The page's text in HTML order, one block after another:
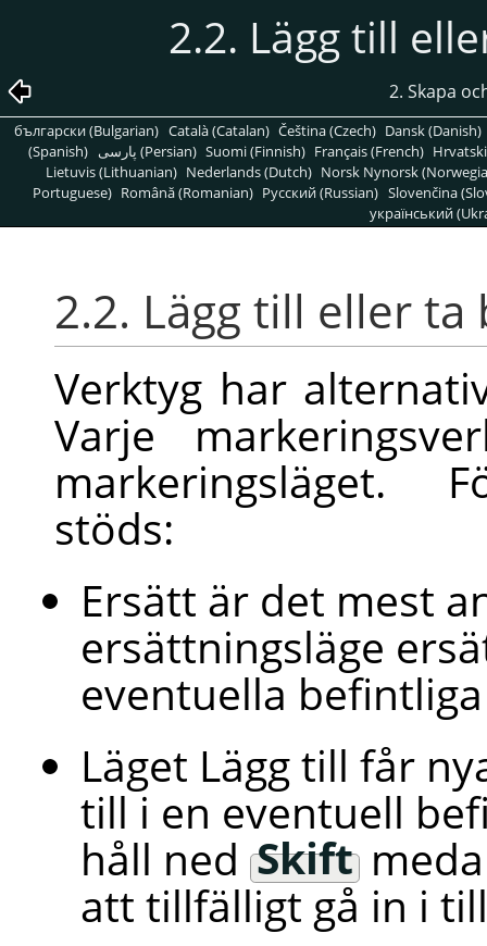
2.2. Lägg till
2. Skapa
български (Bulgarian) Català (Catalan) Čeština (Czech) Dansk (Danish)
(Spanish)
پارسی (Persian) Suomi (Finnish) Français (French)
Lietuvis (Lithuanian) Nederlands (Dutch) Norsk Nynorsk
Portuguese) Română (Romanian) Pусский (Russian) Slovenčina
український
2.2. Lägg till eller
Verktyg har
Varje
markeringsläget.
stöds:
Ersätt är det mest
ersättningsläge
eventuella
Läget Lägg till får
till i en eventuell
håll ned Skift
att tillfälligt gå in i